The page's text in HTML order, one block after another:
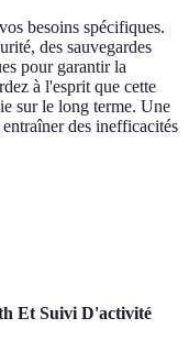
besoins spécifiques.
des sauvegardes
pour garantir la
à l'esprit que cette
sur le long terme. Une
des inefficacités
Et Suivi D'activité